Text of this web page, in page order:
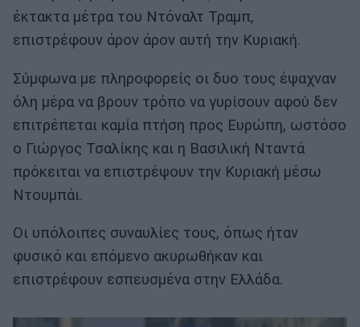
έκτακτα μέτρα του Ντόναλτ Τραμπ,
επιστρέφουν άρον άρον αυτή την Κυριακή.
Σύμφωνα με πληροφορείς οι δυο τους έψαχναν
όλη μέρα να βρουν τρόπο να γυρίσουν αφού δεν
επιτρέπεται καμία πτήση προς Ευρώπη, ωστόσο
ο Γιώργος Τσαλίκης και η Βασιλική Νταντά
πρόκειται να επιστρέψουν την Κυριακή μέσω
Ντουμπάι.
Οι υπόλοιπες συναυλίες τους, όπως ήταν
φυσικό και επόμενο ακυρωθήκαν και
επιστρέφουν εσπευσμένα στην Ελλάδα.